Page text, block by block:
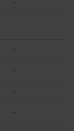
-
-
-
-
-